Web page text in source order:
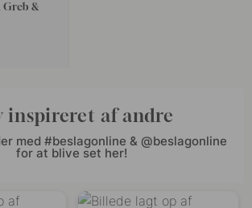
Greb &
inspireret af andre
med #beslagonline & @beslagonline
for at blive set her!